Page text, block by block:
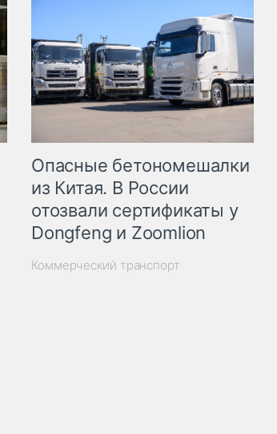
Опасные бетономешалки
из Китая. В России
отозвали сертификаты у
Dongfeng и Zoomlion
Коммерческий транспорт